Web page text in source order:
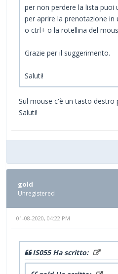
per non perdere la lista puoi
per aprire la prenotazione in
o ctrl+ o la rotellina del
Grazie per il suggerimento.
Saluti!
Sul mouse c'è un tasto destro
Saluti!
gold
Unregistered
01-08-2020, 04:22 PM
IS055 Ha scritto: